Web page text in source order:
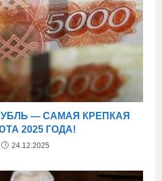
— САМАЯ КРЕПКАЯ
2025 ГОДА!
24.12.2025